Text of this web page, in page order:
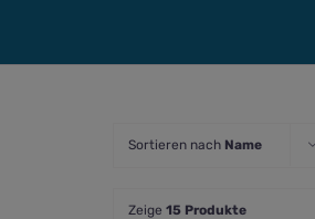
Sortieren nach Name
Zeige 15 Produkte